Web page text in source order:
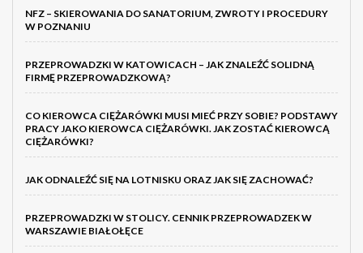
NFZ – SKIEROWANIA DO SANATORIUM, ZWROTY I PROCEDURY
W POZNANIU
PRZEPROWADZKI W KATOWICACH – JAK ZNALEŹĆ SOLIDNĄ
FIRMĘ PRZEPROWADZKOWĄ?
CO KIEROWCA CIĘŻARÓWKI MUSI MIEĆ PRZY SOBIE? PODSTAWY
PRACY JAKO KIEROWCA CIĘŻARÓWKI. JAK ZOSTAĆ KIEROWCĄ
CIĘŻARÓWKI?
JAK ODNALEŹĆ SIĘ NA LOTNISKU ORAZ JAK SIĘ ZACHOWAĆ?
PRZEPROWADZKI W STOLICY. CENNIK PRZEPROWADZEK W
WARSZAWIE BIAŁOŁĘCE